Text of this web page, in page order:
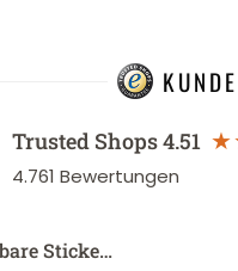
Trusted Shops4.51
4.761 Bewertungen
Sticke…